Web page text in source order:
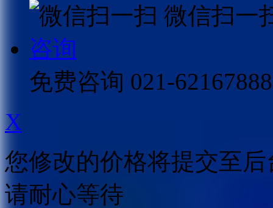
微信扫一
咨询
免费咨询 021-62167888
X
您修改的价格将提交至
请耐心等待